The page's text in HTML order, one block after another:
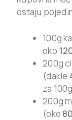
ostaju
100g
oko
200g
(dakle
za
200g
(oko 80